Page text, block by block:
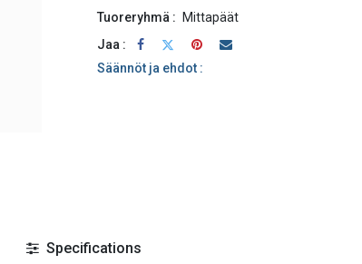
Tuoreryhmä :
Mittapäät
Jaa :
Säännöt ja ehdot :
Specifications